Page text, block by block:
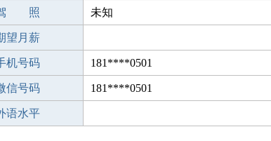
照 未知
望月薪
机号码 181****0501
信号码 181****0501
语水平